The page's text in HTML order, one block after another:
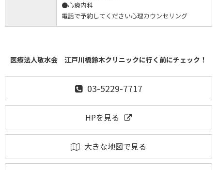
●心療内科
電話で予約してください心理カウンセリング
医療法人敬水会 江戸川橋鈴木クリニックに行く前にチェック！
03-5229-7717
HPを見る
大きな地図で見る